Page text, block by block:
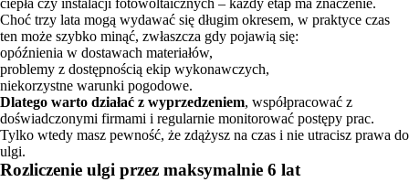
ciepła czy instalacji fotowoltaicznych – każdy etap ma znaczenie.
Choć trzy lata mogą wydawać się długim okresem, w praktyce czas
ten może szybko minąć, zwłaszcza gdy pojawią się:
opóźnienia w dostawach materiałów,
problemy z dostępnością ekip wykonawczych,
niekorzystne warunki pogodowe.
Dlatego warto działać z wyprzedzeniem, współpracować z
doświadczonymi firmami i regularnie monitorować postępy prac.
Tylko wtedy masz pewność, że zdążysz na czas i nie utracisz prawa do
ulgi.
Rozliczenie ulgi przez maksymalnie 6 lat